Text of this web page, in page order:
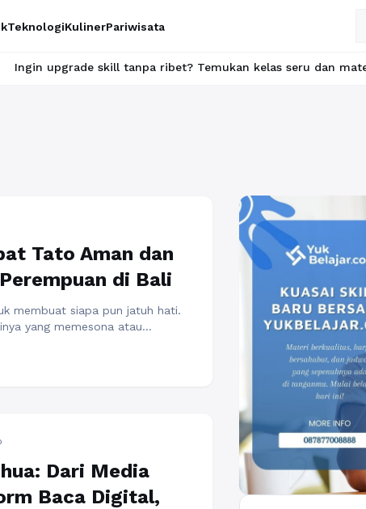
TeknologiKulinerPariwisata
ribet? Temukan kelas seru dan materi lengkap hanya di
Tato Aman dan
di Bali
membuat siapa pun jatuh hati.
yang memesona atau
ini. Salah satunya adalah
Dari Media
Baca Digital,